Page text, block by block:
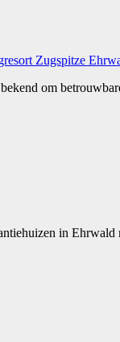
Zugspitze
om
in